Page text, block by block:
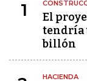
1
El
tendría
billón
HACIENDA